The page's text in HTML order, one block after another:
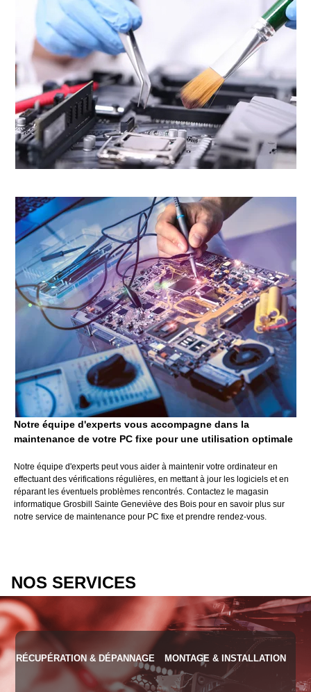
Notre équipe d'experts vous accompagne dans la
maintenance de votre PC fixe pour une utilisation optimale
Notre équipe d'experts peut vous aider à maintenir votre ordinateur en
effectuant des vérifications régulières, en mettant à jour les logiciels et en
réparant les éventuels problèmes rencontrés. Contactez le magasin
informatique Grosbill Sainte Geneviève des Bois pour en savoir plus sur
notre service de maintenance pour PC fixe et prendre rendez-vous.
NOS SERVICES
RÉCUPÉRATION & DÉPANNAGE MONTAGE & INSTALLATION